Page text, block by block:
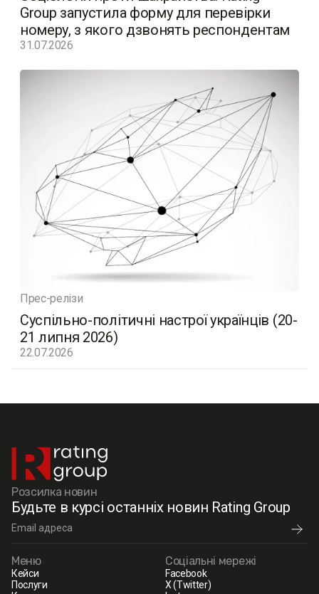
Group запустила форму для перевірки
номеру, з якого дзвонять респондентам
31.07.2026
Прес-релізи
Суспільно-політичні настрої українців (20-
21 липня 2026)
22.07.2026
Розсилка новин
Будьте в курсі останніх новин Rating Group
Меню
Кейси
Послуги
Соціальні мережі
Facebook
X (Twitter)